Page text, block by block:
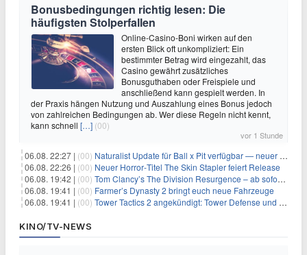
Bonusbedingungen richtig lesen: Die
häufigsten Stolperfallen
Online-Casino-Boni wirken auf den
ersten Blick oft unkompliziert: Ein
bestimmter Betrag wird eingezahlt, das
Casino gewährt zusätzliches
Bonusguthaben oder Freispiele und
anschließend kann gespielt werden. In
der Praxis hängen Nutzung und Auszahlung eines Bonus jedoch
von zahlreichen Bedingungen ab. Wer diese Regeln nicht kennt,
kann schnell […] (00)
vor 1 Stunde
06.08. 22:27 | (00) Naturalist Update für Ball x Pit verfügbar — neuer Content auf allen Plattformen
06.08. 22:26 | (00) Neuer Horror‑Titel The Skin Stapler feiert Release
06.08. 19:42 | (00) Tom Clancy’s The Division Resurgence – ab sofort für euch verfügbar
06.08. 19:41 | (00) Farmer’s Dynasty 2 bringt euch neue Fahrzeuge
06.08. 19:41 | (00) Tower Tactics 2 angekündigt: Tower Defense und Deckbuilding Kombo kehrt zurück
KINO/TV-NEWS